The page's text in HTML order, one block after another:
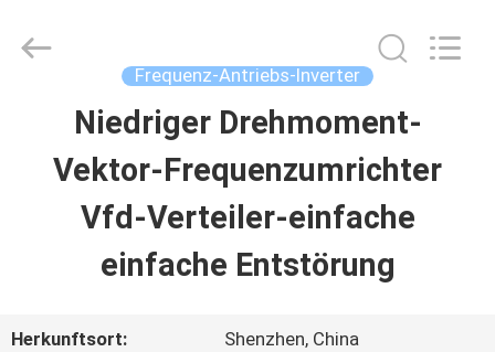
STARTSEITE
PRODUKTE
UNS
Electrical
Appliances
Frequenz-Antriebs-Inverter
Niedriger Drehmoment-
Vektor-Frequenzumrichter
Vfd-Verteiler-einfache
einfache Entstörung
Herkunftsort: Shenzhen, China